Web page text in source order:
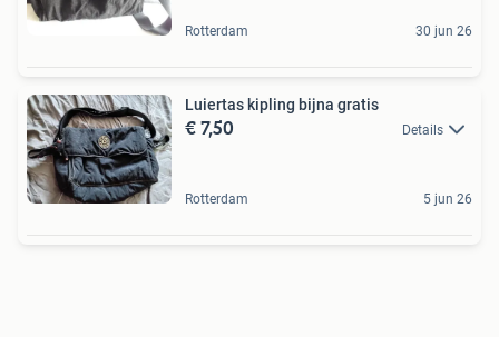
Rotterdam 30 jun 26
Luiertas kipling bijna gratis
€ 7,50 Details
Rotterdam 5 jun 26